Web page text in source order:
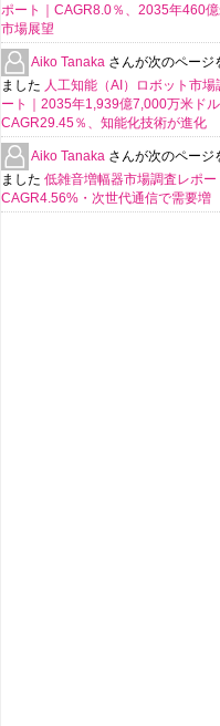
ポート｜CAGR8.0％、2035年460
市場展望
Aiko Tanaka さんが次のページ
ました 人工知能（AI）ロボット市場
ート｜2035年1,939億7,000万米ド
CAGR29.45％、知能化技術が進化
Aiko Tanaka さんが次のページ
ました 低雑音増幅器市場調査レポー
CAGR4.56%・次世代通信で需要増